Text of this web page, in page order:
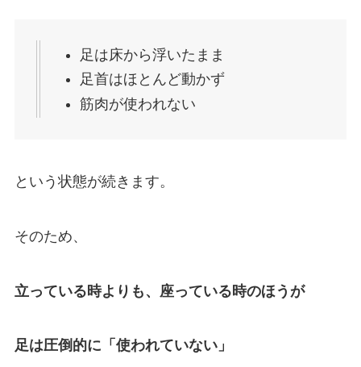
足は床から浮いたまま
足首はほとんど動かず
筋肉が使われない
という状態が続きます。
そのため、
立っている時よりも、座っている時のほうが
足は圧倒的に「使われていない」